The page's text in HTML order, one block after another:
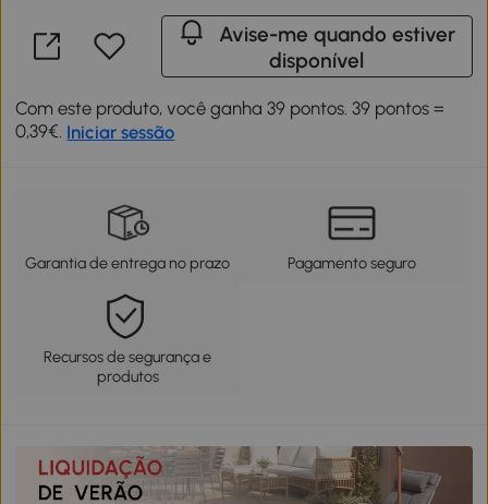
Avise-me quando estiver
disponível
Com este produto, você ganha 39 pontos. 39 pontos =
0,39€. Iniciar sessão
Garantia de entrega no prazo Pagamento seguro
Recursos de segurança e
produtos